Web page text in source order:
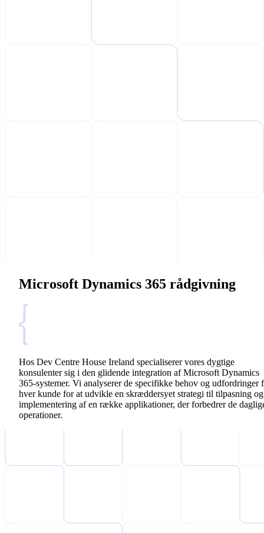
Microsoft Dynamics 365 rådgivning
Hos Dev Centre House Ireland specialiserer vores dygtige
konsulenter sig i den glidende integration af Microsoft Dynamics
365-systemer. Vi analyserer de specifikke behov og udfordringer
hver kunde for at udvikle en skræddersyet strategi til tilpasning og
implementering af en række applikationer, der forbedrer de
operationer.